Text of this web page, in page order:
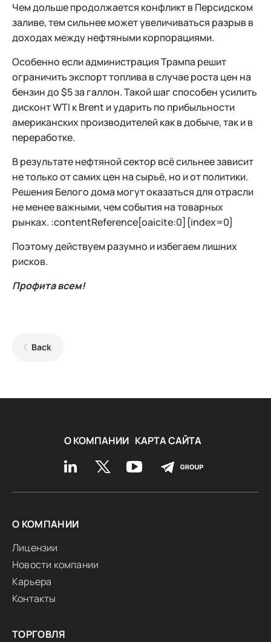
Чем дольше продолжается конфликт в Персидском
заливе, тем сильнее может увеличиваться разрыв в
доходах между нефтяными корпорациями.
Особенно если администрация Трампа решит
ограничить экспорт топлива в случае роста цен на
бензин до $5 за галлон. Такой шаг способен усилить
дисконт WTI к Brent и ударить по прибыльности
американских производителей как в добыче, так и в
переработке.
В результате нефтяной сектор всё сильнее зависит
не только от самих цен на сырьё, но и от политики.
Решения Белого дома могут оказаться для отрасли
не менее важными, чем события на товарных
рынках. :contentReference[oaicite:0]{index=0}
Поэтому действуем разумно и избегаем лишних
рисков.
Профита всем!
Back
О КОМПАНИИ КАРТА САЙТА
О КОМПАНИИ
Лицензии
Новости компании
Карьера
Контакты
ТОРГОВЛЯ